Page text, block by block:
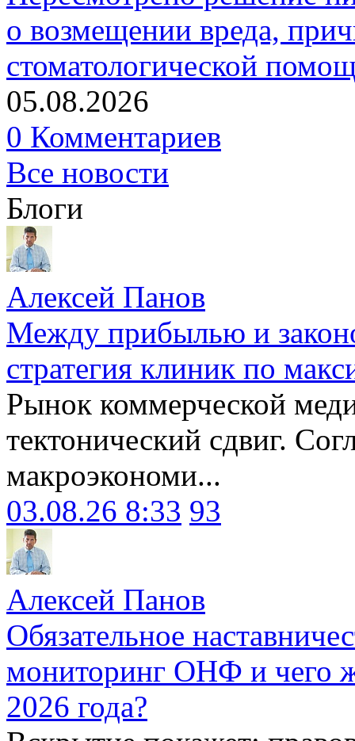
о возмещении вреда,
стоматологической
05.08.2026
0 Комментариев
Все новости
Блоги
Алексей Панов
Между прибылью и
стратегия клиник по
Рынок коммерческой
тектонический сдвиг.
макроэкономи...
03.08.26 8:33 93
Алексей Панов
Обязательное
мониторинг ОНФ и чего
2026 года?